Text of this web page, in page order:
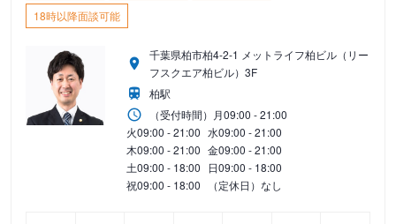
18時以降面談可能
千葉県柏市柏4-2-1 メットライフ柏ビル（リー
フスクエア柏ビル）3F
柏駅
（受付時間） 月09:00 - 21:00
火09:00 - 21:00 水09:00 - 21:00
木09:00 - 21:00 金09:00 - 21:00
土09:00 - 18:00 日09:00 - 18:00
祝09:00 - 18:00 （定休日）なし